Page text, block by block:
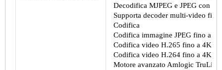
Decodifica MJPEG e JPEG con
Supporta decoder multi-video
Codifica
Codifica immagine JPEG fino a
Codifica video H.265 fino a
Codifica video H.264 fino a
Motore avanzato Amlogic TruLife